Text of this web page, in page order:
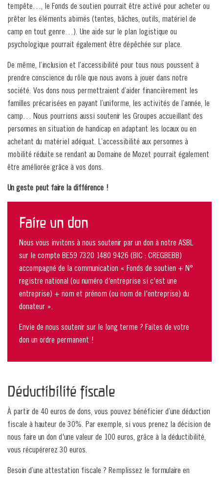
tempête…, le Fonds de soutien pourrait être activé pour acheter ou
prêter les éléments abimés (tentes, bâches, outils, matériel de
camp en tout genre…). Une aide sur le plan logistique ou
psychologique pourrait également être dépêchée sur place.
De même, l’inclusion et l’accessibilité pour tous nous poussent à
prendre conscience du rôle que nous avons à jouer dans notre
société. Vos dons nous permettraient d’aider financièrement les
familles précarisées en payant l’uniforme, les activités de l’année, le
camp… Nous pourrions aussi soutenir les Groupes accueillant des
personnes en situation de handicap en adaptant les locaux ou en
achetant du matériel adéquat. L’accessibilité aux personnes à
mobilité réduite se rendant au Domaine de Mozet pourrait également
être améliorée grâce à vos dons.
Un geste peut faire la différence !
Faire un don
Nous vous invitons à nous soutenir par un don à notre ASBL
sur le compte BE59 7320 1480 9426 (BIC : CREGBEBB)
accompagné de la communication « Fonds de soutien + N°
registre national (ou numéro d'entreprise si c'est une
entreprise) + nom et prénom (ou nom de l'entreprise) du
donateur ».
Envie de nous soutenir sur le long terme ? Faites de votre
don un ordre permanent !
Déductibilité fiscale
À partir de 40 euros de dons, vous pouvez bénéficier d’une déduction
fiscale à hauteur de 30%. Par exemple, si vous prenez la décision de
nous faire un don d'une valeur de 100 euros, grâce à la déductibilité,
vous récupérerez 30 euros.
Besoin d’une attestation fiscale ? Remplissez le formulaire en